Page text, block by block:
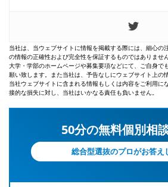
当社は、当ウェブサイトに情報を掲載する際には、細心の
の情報の正確性および完全性を保証するものではありませ
大学・学部のホームページや募集要項などにて、ご自身で
願い致します。また当社は、予告なしにウェブサイト上の
当社ウェブサイトに含まれる情報もしくは内容をご利用に
接的な損失に対し、当社はいかなる責任も負いません。
50分の無料個別相
総合型選抜のプロがお答え